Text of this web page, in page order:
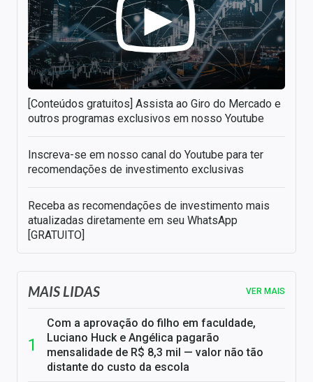
[Conteúdos gratuitos] Assista ao Giro do Mercado e
outros programas exclusivos em nosso Youtube
Inscreva-se em nosso canal do Youtube para ter
recomendações de investimento exclusivas
Receba as recomendações de investimento mais
atualizadas diretamente em seu WhatsApp
[GRATUITO]
MAIS LIDAS VER MAIS
Com a aprovação do filho em faculdade,
Luciano Huck e Angélica pagarão
mensalidade de R$ 8,3 mil — valor não tão
distante do custo da escola